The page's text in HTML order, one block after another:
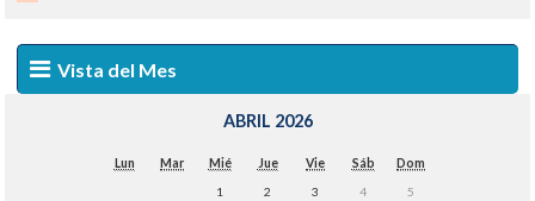
Vista del Mes
ABRIL 2026
Lun Mar Mié Jue Vie Sáb
Dom
1
2 3 4
5